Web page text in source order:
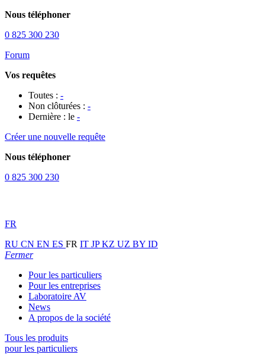
Nous téléphoner
0 825 300 230
Forum
Vos requêtes
Toutes : -
Non clôturées : -
Dernière : le -
Créer une nouvelle requête
Nous téléphoner
0 825 300 230
FR
RU CN EN ES FR IT JPKZ UZ BY ID
Fermer
Pour les particuliers
Pour les entreprises
Laboratoire AV
News
A propos de la société
Tous les produits
pour les particuliers